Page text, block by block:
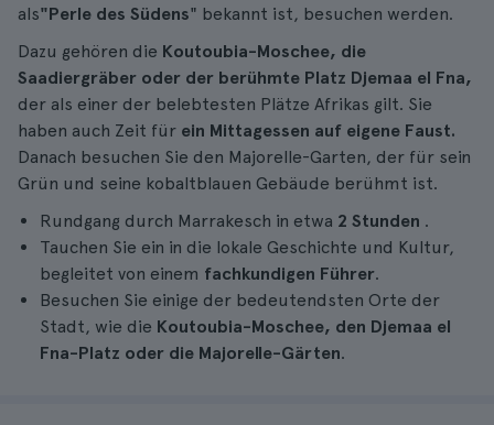
als"Perle des Südens" bekannt ist, besuchen werden.
Dazu gehören die Koutoubia-Moschee, die
Saadiergräber oder der berühmte Platz Djemaa el Fna,
der als einer der belebtesten Plätze Afrikas gilt. Sie
haben auch Zeit für ein Mittagessen auf eigene Faust.
Danach besuchen Sie den Majorelle-Garten, der für sein
Grün und seine kobaltblauen Gebäude berühmt ist.
Rundgang durch Marrakesch in etwa 2 Stunden .
Tauchen Sie ein in die lokale Geschichte und Kultur,
begleitet von einem fachkundigen Führer.
Besuchen Sie einige der bedeutendsten Orte der
Stadt, wie die Koutoubia-Moschee, den Djemaa el
Fna-Platz oder die Majorelle-Gärten.